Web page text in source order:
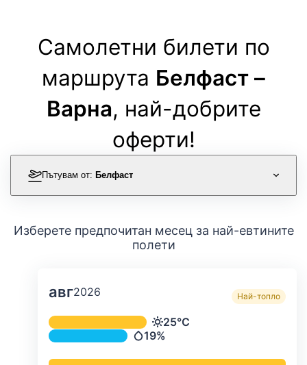
Самолетни билети по
маршрута Белфаст –
Варна, най-добрите
оферти!
Пътувам от: Белфаст
Изберете предпочитан месец за най-евтините
полети
авг2026 Най-топло
Средна месечна температура и
Температура
25°C
Валежи
19%